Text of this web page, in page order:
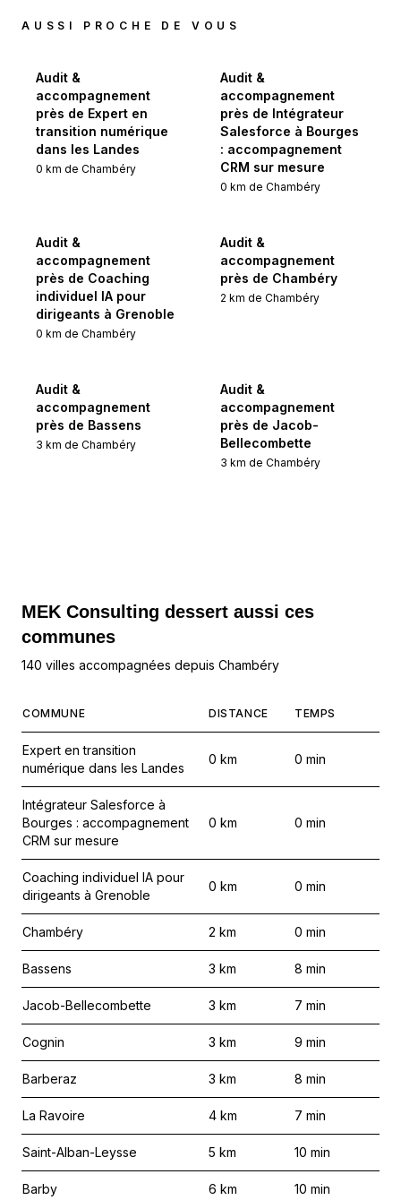
AUSSI PROCHE DE VOUS
Audit &
accompagnement
près de Expert en
transition numérique
dans les Landes
0 km de Chambéry
Audit &
accompagnement
près de Intégrateur
Salesforce à Bourges
: accompagnement
CRM sur mesure
0 km de Chambéry
Audit &
accompagnement
près de Coaching
individuel IA pour
dirigeants à Grenoble
0 km de Chambéry
Audit &
accompagnement
près de Chambéry
2 km de Chambéry
Audit &
accompagnement
près de Bassens
3 km de Chambéry
Audit &
accompagnement
près de Jacob-
Bellecombette
3 km de Chambéry
MEK Consulting dessert aussi ces
communes
140 villes accompagnées depuis Chambéry
COMMUNE DISTANCE TEMPS
Expert en transition
numérique dans les Landes
0 km 0 min
Intégrateur Salesforce à
Bourges : accompagnement
CRM sur mesure
0 km 0 min
Coaching individuel IA pour
dirigeants à Grenoble
0 km 0 min
Chambéry 2 km 0 min
Bassens 3 km 8 min
Jacob-Bellecombette 3 km 7 min
Cognin 3 km 9 min
Barberaz 3 km 8 min
La Ravoire 4 km 7 min
Saint-Alban-Leysse 5 km 10 min
Barby 6 km 10 min